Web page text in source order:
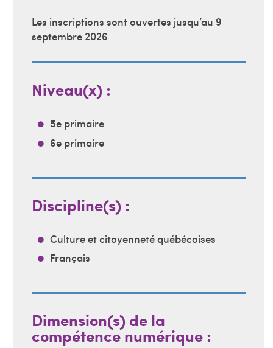
Les inscriptions sont ouvertes jusqu’au 9
septembre 2026
Niveau(x) :
5e primaire
6e primaire
Discipline(s) :
Culture et citoyenneté québécoises
Français
Dimension(s) de la
compétence numérique :